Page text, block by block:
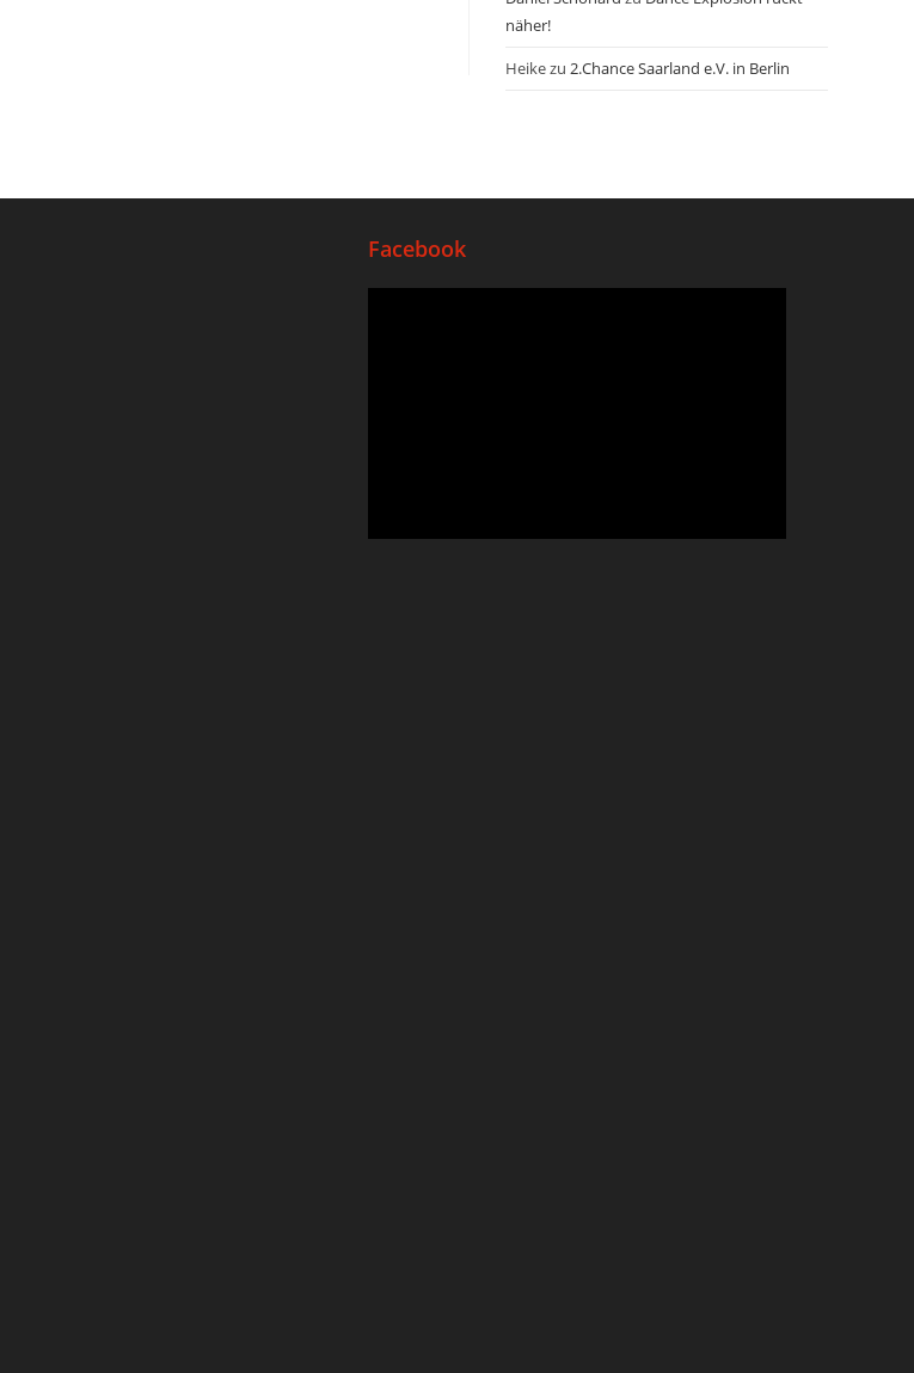
näher!
Heikezu 2.Chance Saarland e.V. in Berlin
Facebook